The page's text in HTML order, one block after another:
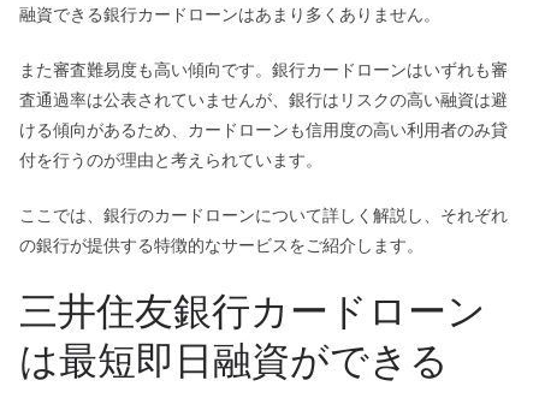
融資できる銀行カードローンはあまり多くありません。
また審査難易度も高い傾向です。銀行カードローンはいずれも審
査通過率は公表されていませんが、銀行はリスクの高い融資は避
ける傾向があるため、カードローンも信用度の高い利用者のみ貸
付を行うのが理由と考えられています。
ここでは、銀行のカードローンについて詳しく解説し、それぞれ
の銀行が提供する特徴的なサービスをご紹介します。
三井住友銀行カードローン
は最短即日融資ができる